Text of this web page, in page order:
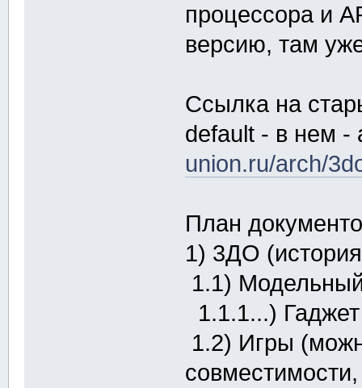
процессора и
версию, там
Ссылка на
default - в нем -
union.ru/arch/
План
1) 3ДО
1.1)
1.1.1...)
1.2) Игры